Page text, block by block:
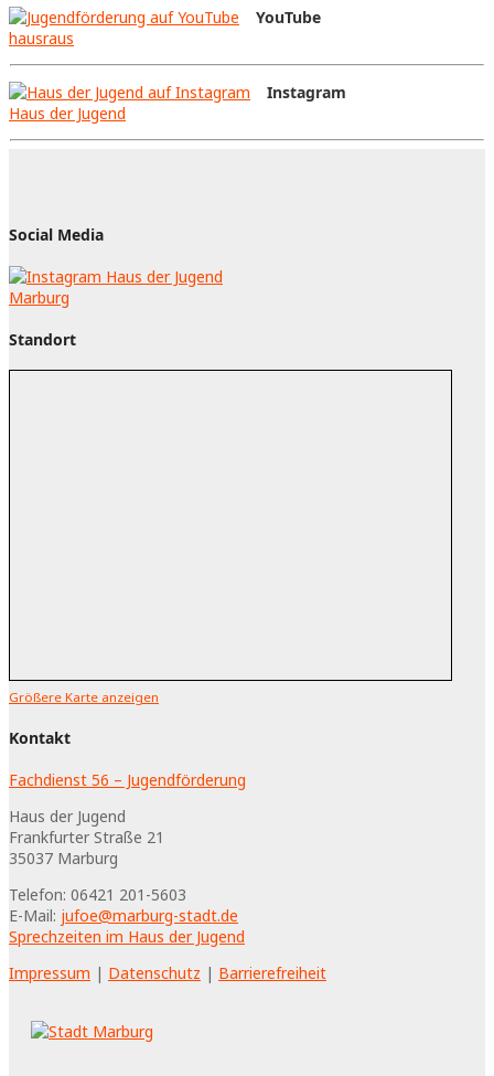
YouTube
hausraus
Instagram
Haus der Jugend
Social Media
Standort
Größere Karte anzeigen
Kontakt
Fachdienst 56 – Jugendförderung
Haus der Jugend
Frankfurter Straße 21
35037 Marburg
Telefon: 06421 201-5603
E-Mail: jufoe@marburg-stadt.de
Sprechzeiten im Haus der Jugend
Impressum | Datenschutz | Barrierefreiheit